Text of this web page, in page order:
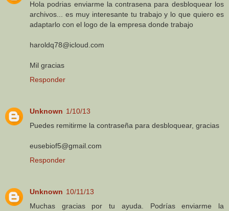
Hola podrias enviarme la contrasena para desbloquear los
archivos... es muy interesante tu trabajo y lo que quiero es
adaptarlo con el logo de la empresa donde trabajo
haroldq78@icloud.com
Mil gracias
Responder
Unknown 1/10/13
Puedes remitirme la contraseña para desbloquear, gracias
eusebiof5@gmail.com
Responder
Unknown 10/11/13
Muchas gracias por tu ayuda. Podrías enviarme la